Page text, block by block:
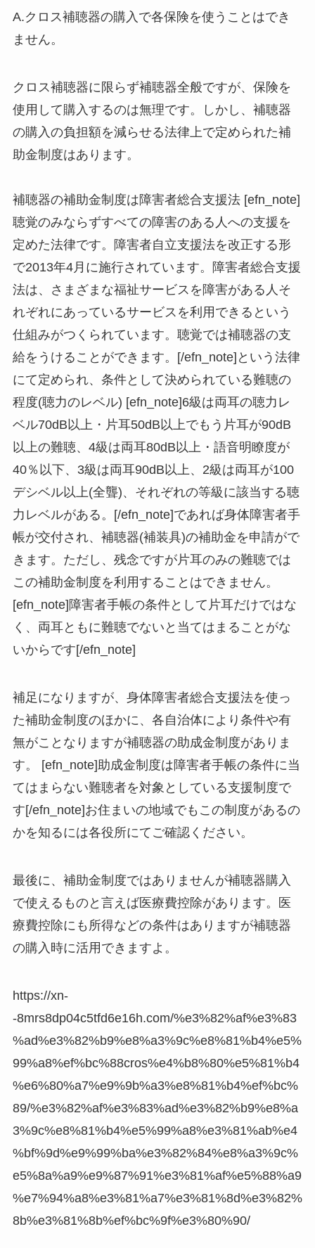
A.クロス補聴器の購入で各保険を使うことはでき
ません。
クロス補聴器に限らず補聴器全般ですが、保険を
使用して購入するのは無理です。しかし、補聴器
の購入の負担額を減らせる法律上で定められた補
助金制度はあります。
補聴器の補助金制度は障害者総合支援法 [efn_note]
聴覚のみならずすべての障害のある人への支援を
定めた法律です。障害者自立支援法を改正する形
で2013年4月に施行されています。障害者総合支援
法は、さまざまな福祉サービスを障害がある人そ
れぞれにあっているサービスを利用できるという
仕組みがつくられています。聴覚では補聴器の支
給をうけることができます。[/efn_note]という法律
にて定められ、条件として決められている難聴の
程度(聴力のレベル) [efn_note]6級は両耳の聴力レ
ベル70dB以上・片耳50dB以上でもう片耳が90dB
以上の難聴、4級は両耳80dB以上・語音明瞭度が
40％以下、3級は両耳90dB以上、2級は両耳が100
デシベル以上(全聾)、それぞれの等級に該当する聴
力レベルがある。[/efn_note]であれば身体障害者手
帳が交付され、補聴器(補装具)の補助金を申請がで
きます。ただし、残念ですが片耳のみの難聴では
この補助金制度を利用することはできません。
[efn_note]障害者手帳の条件として片耳だけではな
く、両耳ともに難聴でないと当てはまることがな
いからです[/efn_note]
補足になりますが、身体障害者総合支援法を使っ
た補助金制度のほかに、各自治体により条件や有
無がことなりますが補聴器の助成金制度がありま
す。 [efn_note]助成金制度は障害者手帳の条件に当
てはまらない難聴者を対象としている支援制度で
す[/efn_note]お住まいの地域でもこの制度があるの
かを知るには各役所にてご確認ください。
最後に、補助金制度ではありませんが補聴器購入
で使えるものと言えば医療費控除があります。医
療費控除にも所得などの条件はありますが補聴器
の購入時に活用できますよ。
https://xn-
-8mrs8dp04c5tfd6e16h.com/%e3%82%af%e3%83
%ad%e3%82%b9%e8%a3%9c%e8%81%b4%e5%
99%a8%ef%bc%88cros%e4%b8%80%e5%81%b4
%e6%80%a7%e9%9b%a3%e8%81%b4%ef%bc%
89/%e3%82%af%e3%83%ad%e3%82%b9%e8%a
3%9c%e8%81%b4%e5%99%a8%e3%81%ab%e4
%bf%9d%e9%99%ba%e3%82%84%e8%a3%9c%
e5%8a%a9%e9%87%91%e3%81%af%e5%88%a9
%e7%94%a8%e3%81%a7%e3%81%8d%e3%82%
8b%e3%81%8b%ef%bc%9f%e3%80%90/